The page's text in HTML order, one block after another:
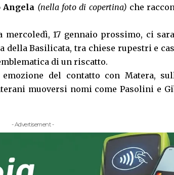
Angela (nella foto di copertina) che
17 gennaio prossimo, ci
Basilicata, tra chiese rupestri e
di un riscatto.
del contatto con Matera,
muoversi nomi come Pasolini e
- Advertisement -